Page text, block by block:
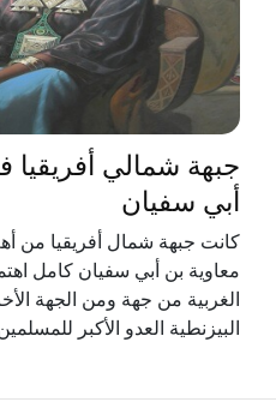
جبهة شمالي أفريقيا
أبي سفيان
كانت جبهة شمال أفريقيا من
معاوية بن أبي سفيان كامل
الغربية من جهة ومن الجهة
البيزنطية العدو الأكبر